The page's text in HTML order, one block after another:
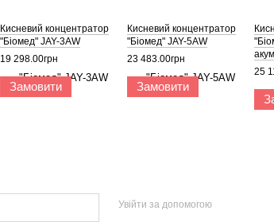
Кисневий концентратор
"Біомед" JAY-3AW
19 298.00грн
Замовити
Кисневий концентратор
"Біомед" JAY-5AW
23 483.00грн
Замовити
25
Увійти за допомогою